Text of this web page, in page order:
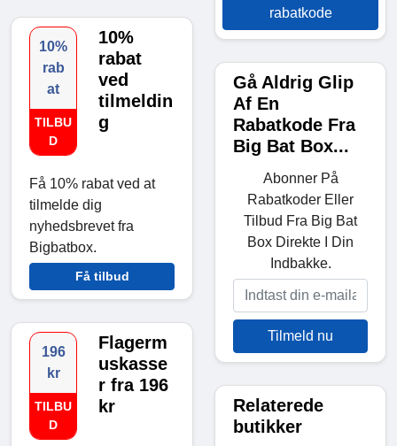
10%
rab
at
TILBU
D
10%
rabat
ved
tilmeldin
g
Få 10% rabat ved at
tilmelde dig
nyhedsbrevet fra
Bigbatbox.
Få tilbud
196
kr
TILBU
D
Flagerm
uskasse
r fra 196
kr
rabatkode
Gå Aldrig Glip
Af En
Rabatkode Fra
Big Bat Box...
Abonner På
Rabatkoder Eller
Tilbud Fra Big Bat
Box Direkte I Din
Indbakke.
Tilmeld nu
Relaterede
butikker